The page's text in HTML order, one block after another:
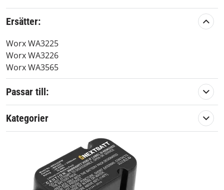
Mått:
Passar till:
Worx Landroid L1500
Worx Landroid L1500i
Worx Landroid L2000 Wi
Worx Landroid L2000i
Worx Landroid M1000i
Worx Landroid M1200i
Worx Landroid M500
Worx Landroid M800i
Worx Landroid WG754E
Worx Landroid WG790E.1
Ersätter:
Worx WA3225
Worx WA3226
Worx WA3565
Passar till:
Kategorier